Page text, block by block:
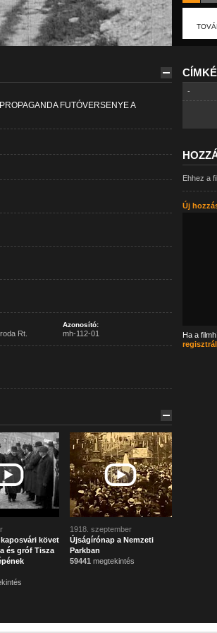
FUTÓVERSENYE A
Rt.
Azonosító:
mh-112-01
követ
és gróf Tisza
1918. szeptember
Újságírónap a Nemzeti
Parkban
59441 megtekintés
-
Ehhez a
Új
Ha a